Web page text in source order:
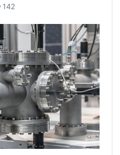
142